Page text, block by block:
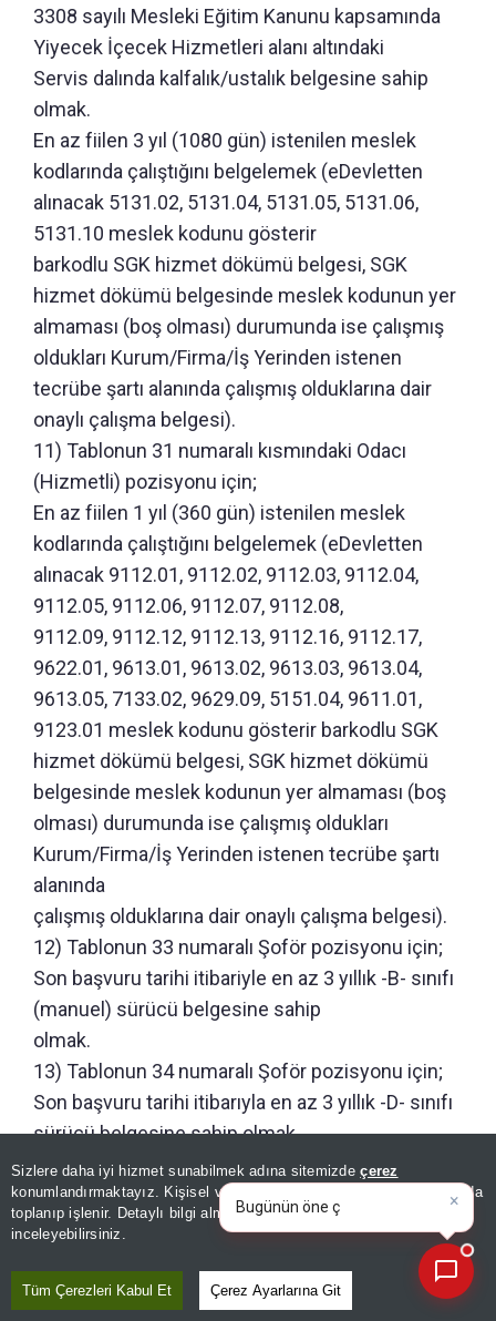
Sizlere daha iyi hizmet sunabilmek adına sitemizdeçerez
konumlandırmaktayız. Kişisel verileriniz, KVKK ve GDPR kapsamında
toplanıp işlenir. Detaylı bilgi almak içinAydınlatma Metnimizi
inceleyebilirsiniz.
Tüm Çerezleri Kabul Et Çerez Ayarlarına Git
3308 sayılı Mesleki Eğitim Kanunu kapsamında
Yiyecek İçecek Hizmetleri alanı altındaki
Servis dalında kalfalık/ustalık belgesine sahip
olmak.
En az fiilen 3 yıl (1080 gün) istenilen meslek
kodlarında çalıştığını belgelemek (eDevletten
alınacak 5131.02, 5131.04, 5131.05, 5131.06,
5131.10 meslek kodunu gösterir
barkodlu SGK hizmet dökümü belgesi, SGK
hizmet dökümü belgesinde meslek kodunun yer
almaması (boş olması) durumunda ise çalışmış
oldukları Kurum/Firma/İş Yerinden istenen
tecrübe şartı alanında çalışmış olduklarına dair
onaylı çalışma belgesi).
11) Tablonun 31 numaralı kısmındaki Odacı
(Hizmetli) pozisyonu için;
En az fiilen 1 yıl (360 gün) istenilen meslek
kodlarında çalıştığını belgelemek (eDevletten
alınacak 9112.01, 9112.02, 9112.03, 9112.04,
9112.05, 9112.06, 9112.07, 9112.08,
9112.09, 9112.12, 9112.13, 9112.16, 9112.17,
9622.01, 9613.01, 9613.02, 9613.03, 9613.04,
9613.05, 7133.02, 9629.09, 5151.04, 9611.01,
9123.01 meslek kodunu gösterir barkodlu SGK
hizmet dökümü belgesi, SGK hizmet dökümü
belgesinde meslek kodunun yer almaması (boş
olması) durumunda ise çalışmış oldukları
Kurum/Firma/İş Yerinden istenen tecrübe şartı
alanında
çalışmış olduklarına dair onaylı çalışma belgesi).
12) Tablonun 33 numaralı Şoför pozisyonu için;
Son başvuru tarihi itibariyle en az 3 yıllık -B- sınıfı
(manuel) sürücü belgesine sahip
olmak.
13) Tablonun 34 numaralı Şoför pozisyonu için;
Son başvuru tarihi itibarıyla en az 3 yıllık -D- sınıfı
sürücü belgesine sahip olmak.
14) Adayların, yukarıda belirtilen sınava katılma ve
başvuru şartlarını kanıtlayıcı bilgi ve
belgeleri elektronik ortamda taratıp başvuru
zorunludur.
×
Bugünün öne çıkan manşetleri
ve gelişmeleri neler?